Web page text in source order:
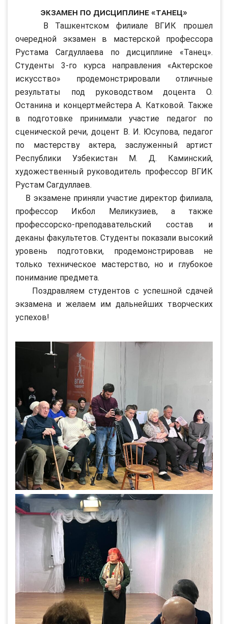
Экзамен по дисциплине «Танец»
В Ташкентском филиале ВГИК прошел
очередной экзамен в мастерской профессора
Рустама Сагдуллаева по дисциплине «Танец».
Студенты 3-го курса направления «Актерское
искусство» продемонстрировали отличные
результаты под руководством доцента О.
Останина и концертмейстера А. Катковой. Также
в подготовке принимали участие педагог по
сценической речи, доцент В. И. Юсупова, педагог
по мастерству актера, заслуженный артист
Республики Узбекистан М. Д. Каминский,
художественный руководитель профессор ВГИК
Рустам Сагдуллаев.
В экзамене приняли участие директор филиала,
профессор Икбол Меликузиев, а также
профессорско-преподавательский состав и
деканы факультетов. Студенты показали высокий
уровень подготовки, продемонстрировав не
только техническое мастерство, но и глубокое
понимание предмета.
Поздравляем студентов с успешной сдачей
экзамена и желаем им дальнейших творческих
успехов!